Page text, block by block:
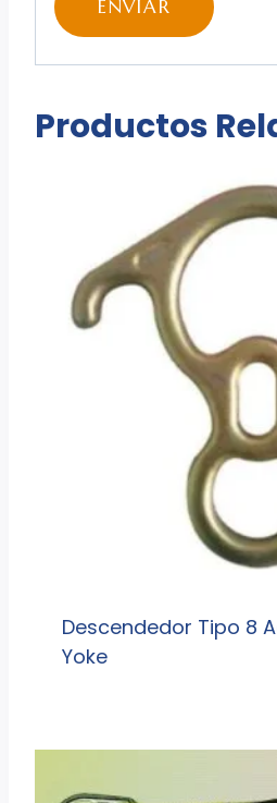
Productos
Descendedor Tipo 8
Yoke